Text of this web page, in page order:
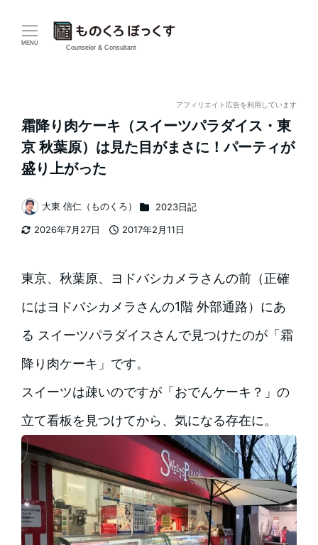
MENU
Counselor & Consultant
アフィリエイト広告を利用しています
霜降り肉ケーキ（スイーツパラダイス・東
京 秋葉原）は見た目がまさに！パーティが
盛り上がった
2026年7月27日
2017年2月11日
著
者
大東 信仁（ものくろ） カテゴリー
2023日記
東京、秋葉原、ヨドバシカメラさんの前（正確
にはヨドバシカメラさんの1階 外部通路）にあ
る スイーツパラダイスさんで見つけたのが「霜
降り肉ケーキ」です。
スイーツは疎いのですが「おでんケーキ？」の
立て看板を見つけてから、気になる存在に。